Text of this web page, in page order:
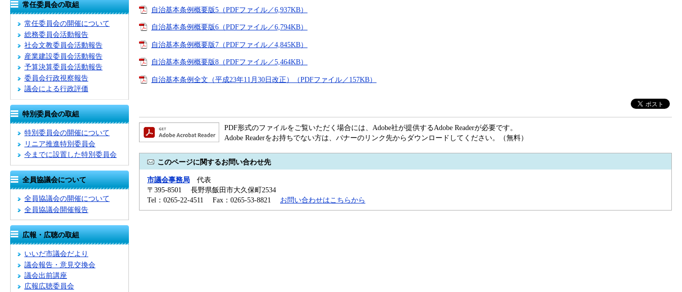
常任委員会の取組
常任委員会の開催について
総務委員会活動報告
社会文教委員会活動報告
産業建設委員会活動報告
予算決算委員会活動報告
委員会行政視察報告
議会による行政評価
特別委員会の取組
特別委員会の開催について
リニア推進特別委員会
今までに設置した特別委員会
全員協議会について
全員協議会の開催について
全員協議会開催報告
広報・広聴の取組
いいだ市議会だより
議会報告・意見交換会
議会出前講座
広報広聴委員会
自治基本条例概要版5（PDFファイル／6,937KB）
自治基本条例概要版6（PDFファイル／6,794KB）
自治基本条例概要版7（PDFファイル／4,845KB）
自治基本条例概要版8（PDFファイル／5,464KB）
自治基本条例全文（平成23年11月30日改正）（PDFファイル／157KB）
PDF形式のファイルをご覧いただく場合には、Adobe社が提供するAdobe Readerが必要です。
Adobe Readerをお持ちでない方は、バナーのリンク先からダウンロードしてください。（無料）
このページに関するお問い合わせ先
市議会事務局 代表
〒395-8501 長野県飯田市大久保町2534
Tel：0265-22-4511 Fax：0265-53-8821 お問い合わせはこちらから